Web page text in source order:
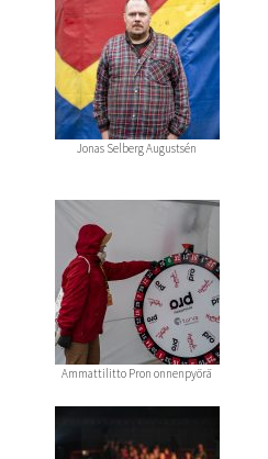
Jonas Selberg Augustsén
Ammattilitto Pron onnenpyörä